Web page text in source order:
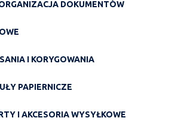
DOKUMENTÓW
I KORYGOWANIA
PAPIERNICZE
I AKCESORIA WYSYŁKOWE